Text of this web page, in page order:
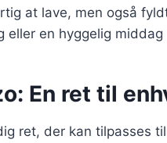
at lave, men også
en hyggelig
En ret til
ret, der kan tilpasses